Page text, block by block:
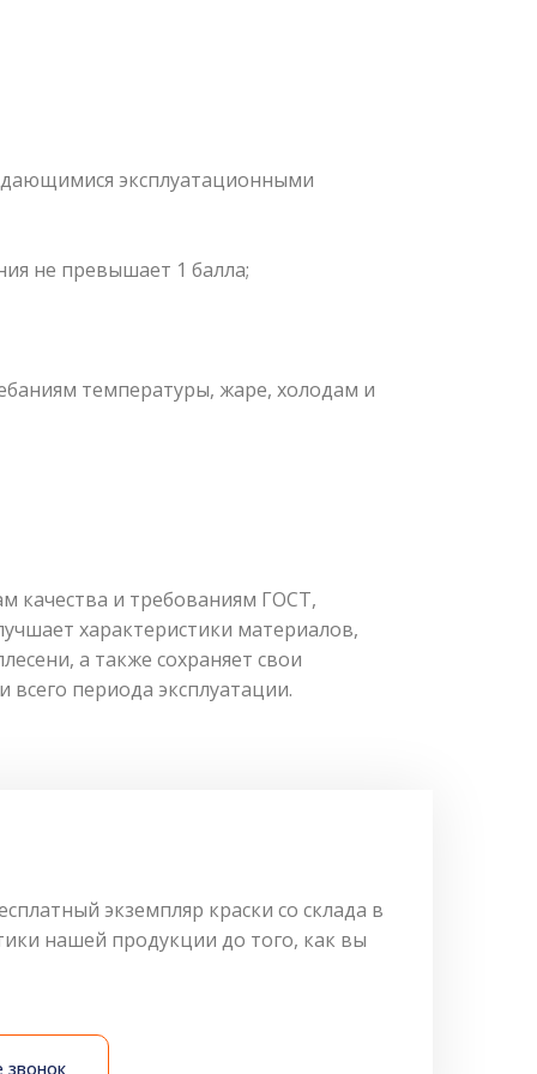
эксплуатационными
не превышает 1 балла;
температуры, жаре, холодам и
качества и требованиям ГОСТ,
характеристики материалов,
а также сохраняет свои
периода эксплуатации.
экземпляр краски со склада в
нашей продукции до того, как вы